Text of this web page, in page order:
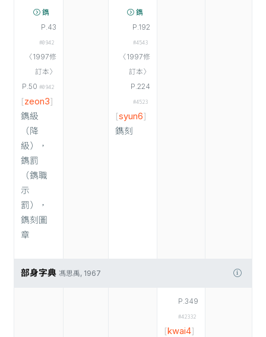
鐫
P.43
#0942
〈1997修
訂本〉
P.50 #0942
[zeon3]
鐫級
（降
級），
鐫罰
（鐫職
示
罰），
鐫刻圖
章
鐫
P.192
#4543
〈1997修
訂本〉
P.224
#4523
[syun6]
鐫刻
部身字典 馮思禹, 1967
P.349
#42332
[kwai4]